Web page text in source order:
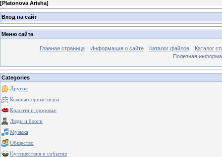
[Platonova Arisha]
Вход на сайт
Меню сайта
Главная страница Информация о сайте Каталог файлов
Каталог
Полезная
Categories
Другое
Компьютерные игры
Красота и здоровье
Люди и блоги
Музыка
Общество
Путешествия и события